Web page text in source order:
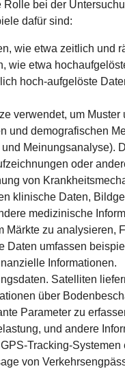
bei der
dafür sind:
wie etwa zeitlich und
wie etwa
hoch-aufgelöste
verwendet, um Muster
und demografischen
Meinungsanalyse).
oder
von
klinische Daten,
medizinische
Märkte zu analysieren,
Daten umfassen
Informationen.
Satelliten
über
Parameter zu
und andere
Tracking-Systemen
von